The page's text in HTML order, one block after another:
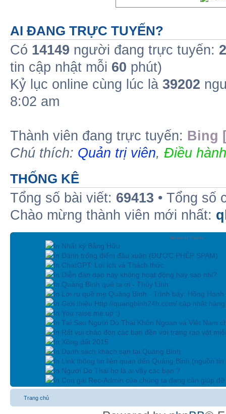
AI ĐANG TRỰC TUYẾN?
Có 14149 người đang trực tuyến: 2
tin cập nhật mỗi 60 phút)
Kỷ lục online cùng lúc là 39202
8:02 am
Thành viên đang trực tuyến: Bing
Chú thích: Quản trị viên, Điều
THỐNG KÊ
Tổng số bài viết: 69413 • Tổng số
Chào mừng thành viên mới nhất:
Newest Posts
In Nhật ký Bằng Hữu
In Đánh trống điểm đầu xuân (ĐƯỢC PHÉP SPAM)
In ChatGPT: Lợi ích và Thách thức
In Diễn đàn dạo này không hoạt động hay sao nhỉ?
In Quảng Bình quê ta ơi - Thùy Linh
In Lời ru quê mẹ Quảng Bình - Trình bày: Hồng Hạnh
In Giới thiệu Http://quangbinh24h.com/ cập nhật
In You raise me up :)
In Tại Sao Người Do Thái Khôn Ngoan và Việt Nam
In Rất vui chào đón các bạn đền với trang rao vặt
In Xông đất 2015
In Danh sách khách sạn tại Quảng Bình
In Link thông tin liên quan đến Quảng Binh (nguồn tin
In Người Do Thái họ là ai vậy các bạn ?
In Con gái Rec-Admin của chúng ta đang cần giúp
Trang chủ